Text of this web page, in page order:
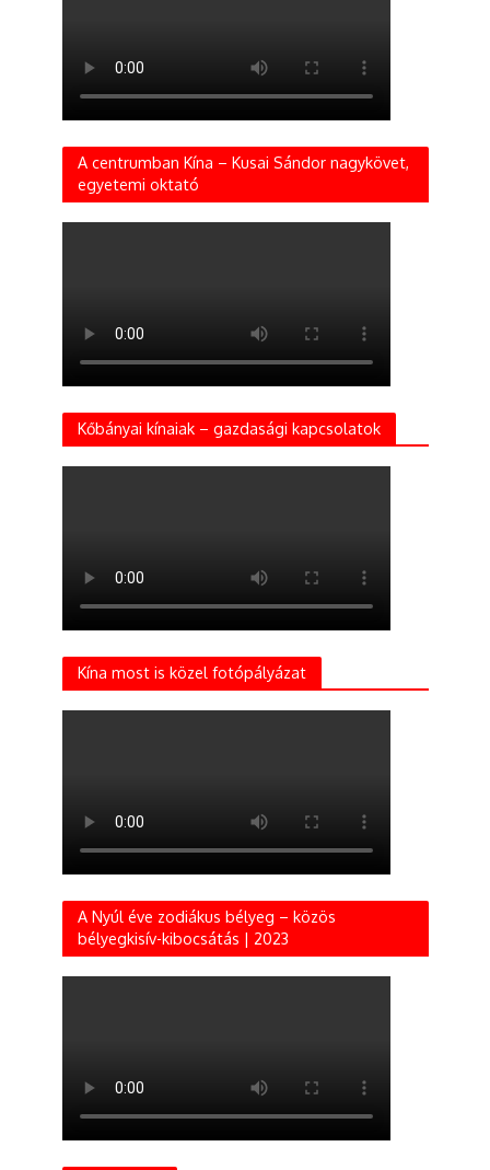
A centrumban Kína – Kusai Sándor nagykövet,
egyetemi oktató
Kőbányai kínaiak – gazdasági kapcsolatok
Kína most is közel fotópályázat
A Nyúl éve zodiákus bélyeg – közös
bélyegkisív-kibocsátás | 2023